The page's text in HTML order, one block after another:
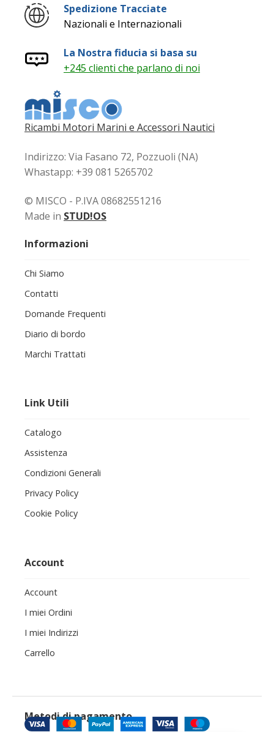
Spedizione Tracciate
Nazionali e Internazionali
La Nostra fiducia si basa su
+245 clienti che parlano di noi
Ricambi Motori Marini e Accessori Nautici
Indirizzo: Via Fasano 72, Pozzuoli (NA)
Whastapp: +39 081 5265702
© MISCO - P.IVA 08682551216
Made in STUD!OS
Informazioni
Chi Siamo
Contatti
Domande Frequenti
Diario di bordo
Marchi Trattati
Link Utili
Catalogo
Assistenza
Condizioni Generali
Privacy Policy
Cookie Policy
Account
Account
I miei Ordini
I miei Indirizzi
Carrello
Metodi di pagamento